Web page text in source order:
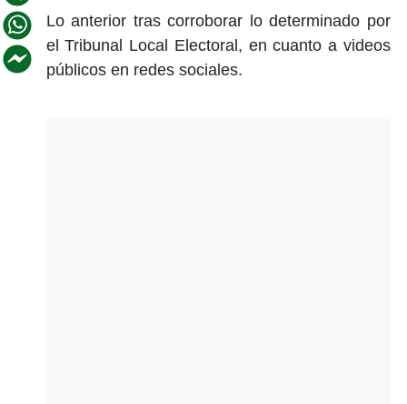
Lo anterior tras corroborar lo determinado por
el Tribunal Local Electoral, en cuanto a videos
públicos en redes sociales.